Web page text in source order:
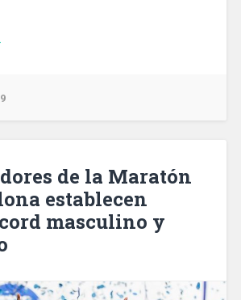
de la Maratón
establecen
masculino y